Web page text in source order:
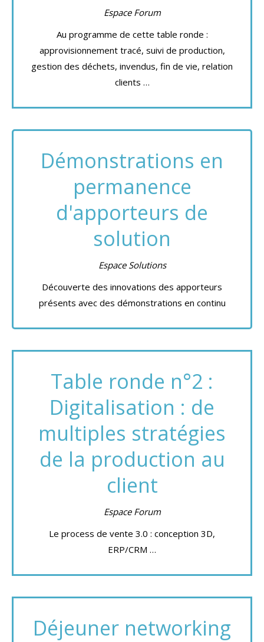
Espace Forum
Au programme de cette table ronde :
approvisionnement tracé, suivi de production,
gestion des déchets, invendus, fin de vie, relation
clients …
Démonstrations en
permanence
d'apporteurs de
solution
Espace Solutions
Découverte des innovations des apporteurs
présents avec des démonstrations en continu
Table ronde n°2 :
Digitalisation : de
multiples stratégies
de la production au
client
Espace Forum
Le process de vente 3.0 : conception 3D,
ERP/CRM …
Déjeuner networking